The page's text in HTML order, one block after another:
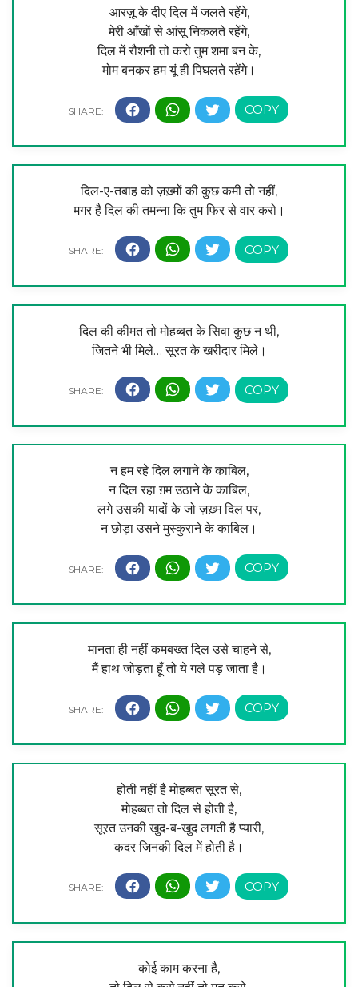
आरज़ू के दीए दिल में जलते रहेंगे,
मेरी आँखों से आंसू निकलते रहेंगे,
दिल में रौशनी तो करो तुम शमा बन के,
मोम बनकर हम यूं ही पिघलते रहेंगे।
दिल-ए-तबाह को ज़ख़्मों की कुछ कमी तो नहीं,
मगर है दिल की तमन्ना कि तुम फिर से वार करो।
दिल की कीमत तो मोहब्बत के सिवा कुछ न थी,
जितने भी मिले… सूरत के खरीदार मिले।
न हम रहे दिल लगाने के काबिल,
न दिल रहा ग़म उठाने के काबिल,
लगे उसकी यादों के जो ज़ख़्म दिल पर,
न छोड़ा उसने मुस्कुराने के काबिल।
मानता ही नहीं कमबख्त दिल उसे चाहने से,
मैं हाथ जोड़ता हूँ तो ये गले पड़ जाता है।
होती नहीं है मोहब्बत सूरत से,
मोहब्बत तो दिल से होती है,
सूरत उनकी खुद-ब-खुद लगती है प्यारी,
कदर जिनकी दिल में होती है।
कोई काम करना है,